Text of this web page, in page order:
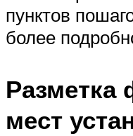
пунктов
более
Разметка
мест